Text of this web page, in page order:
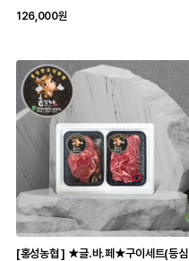
126,000원
[홍성농협 ] ★글.바.페★구이세트(등심